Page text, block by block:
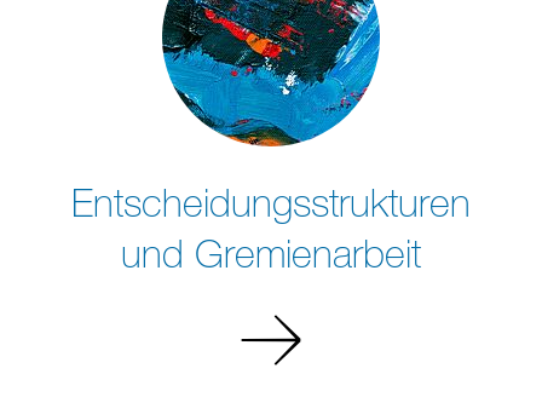
Entscheidungsstrukturen
und Gremienarbeit